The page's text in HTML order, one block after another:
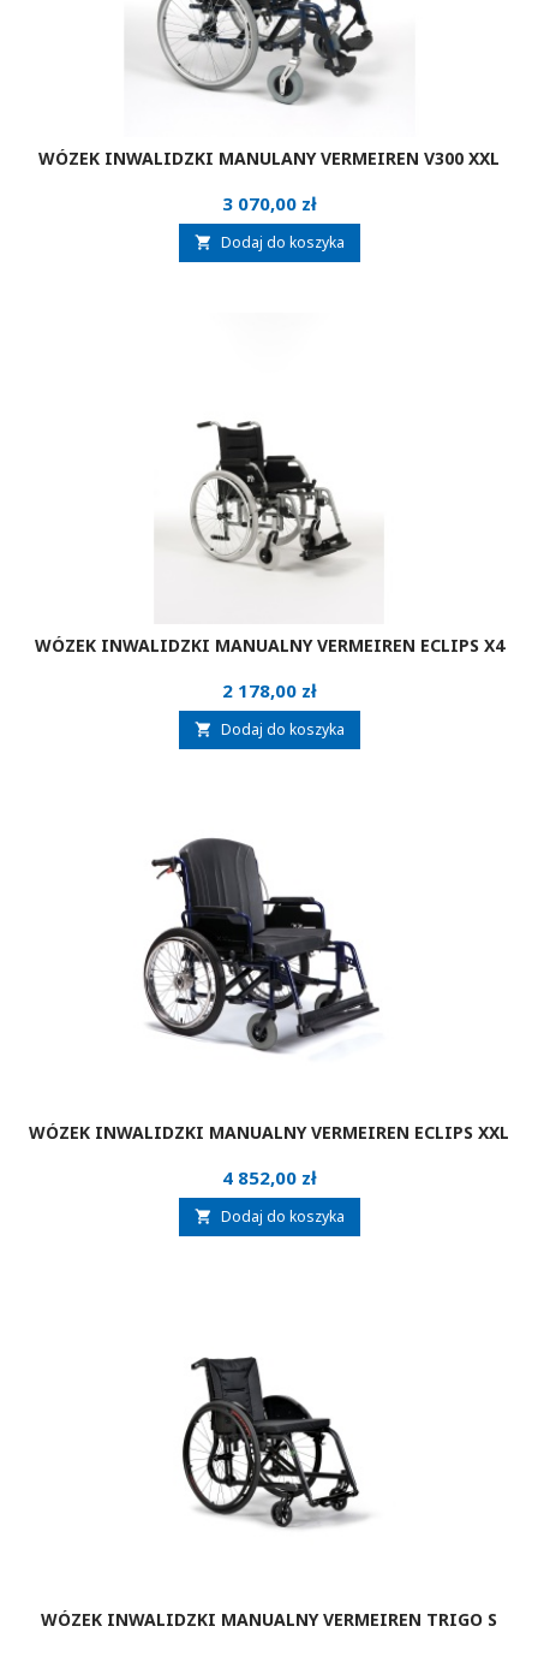
WÓZEK INWALIDZKI MANULANY VERMEIREN V300 XXL
Cena
3 070,00 zł
 Dodaj do koszyka
WÓZEK INWALIDZKI MANUALNY VERMEIREN ECLIPS X4
Cena
2 178,00 zł
 Dodaj do koszyka
WÓZEK INWALIDZKI MANUALNY VERMEIREN ECLIPS XXL
Cena
4 852,00 zł
 Dodaj do koszyka
WÓZEK INWALIDZKI MANUALNY VERMEIREN TRIGO S